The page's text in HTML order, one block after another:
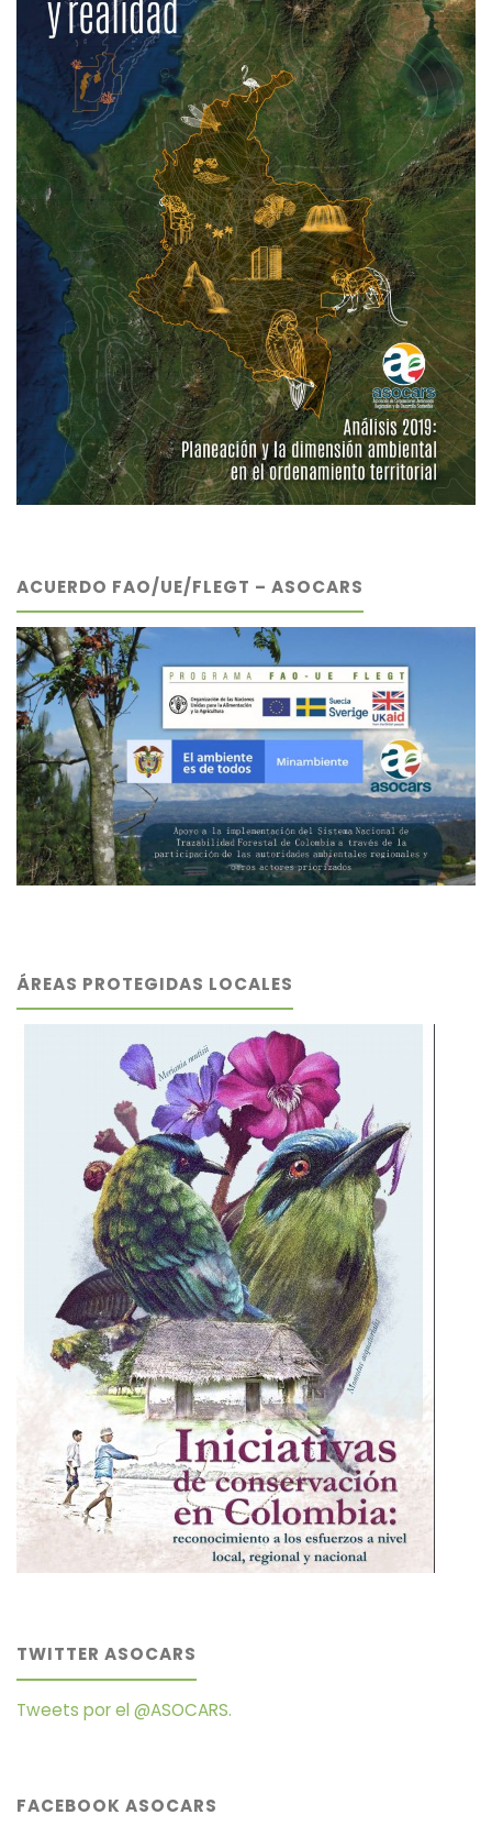
ACUERDO FAO/UE/FLEGT – ASOCARS
ÁREAS PROTEGIDAS LOCALES
TWITTER ASOCARS
Tweets por el @ASOCARS.
FACEBOOK ASOCARS